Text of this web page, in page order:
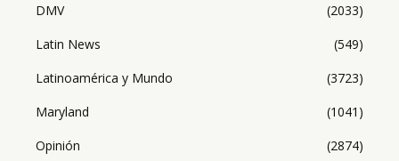
DMV
(2033)
Latin News
(549)
Latinoamérica y Mundo
(3723)
Maryland
(1041)
Opinión
(2874)